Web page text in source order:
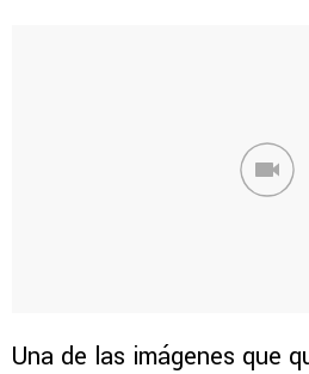
Una de las imágenes que